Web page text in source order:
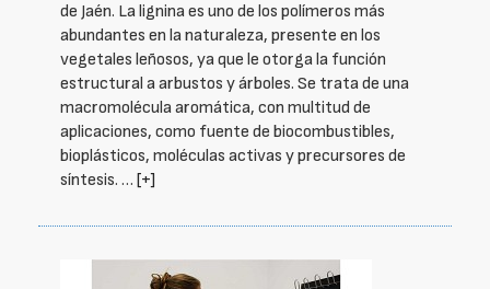
de Jaén. La lignina es uno de los polímeros más
abundantes en la naturaleza, presente en los
vegetales leñosos, ya que le otorga la función
estructural a arbustos y árboles. Se trata de una
macromolécula aromática, con multitud de
aplicaciones, como fuente de biocombustibles,
bioplásticos, moléculas activas y precursores de
síntesis. … [+]